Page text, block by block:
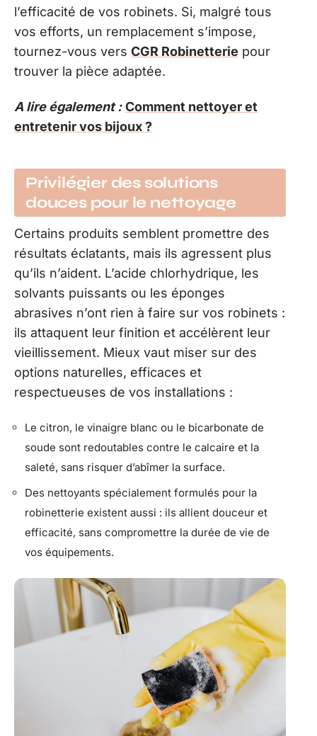
l’efficacité de vos robinets. Si, malgré tous
vos efforts, un remplacement s’impose,
tournez-vous vers CGR Robinetterie pour
trouver la pièce adaptée.
A lire également : Comment nettoyer et
entretenir vos bijoux ?
Privilégier des solutions
douces pour le nettoyage
Certains produits semblent promettre des
résultats éclatants, mais ils agressent plus
qu’ils n’aident. L’acide chlorhydrique, les
solvants puissants ou les éponges
abrasives n’ont rien à faire sur vos robinets :
ils attaquent leur finition et accélèrent leur
vieillissement. Mieux vaut miser sur des
options naturelles, efficaces et
respectueuses de vos installations :
Le citron, le vinaigre blanc ou le bicarbonate de
soude sont redoutables contre le calcaire et la
saleté, sans risquer d’abîmer la surface.
Des nettoyants spécialement formulés pour la
robinetterie existent aussi : ils allient douceur et
efficacité, sans compromettre la durée de vie de
vos équipements.